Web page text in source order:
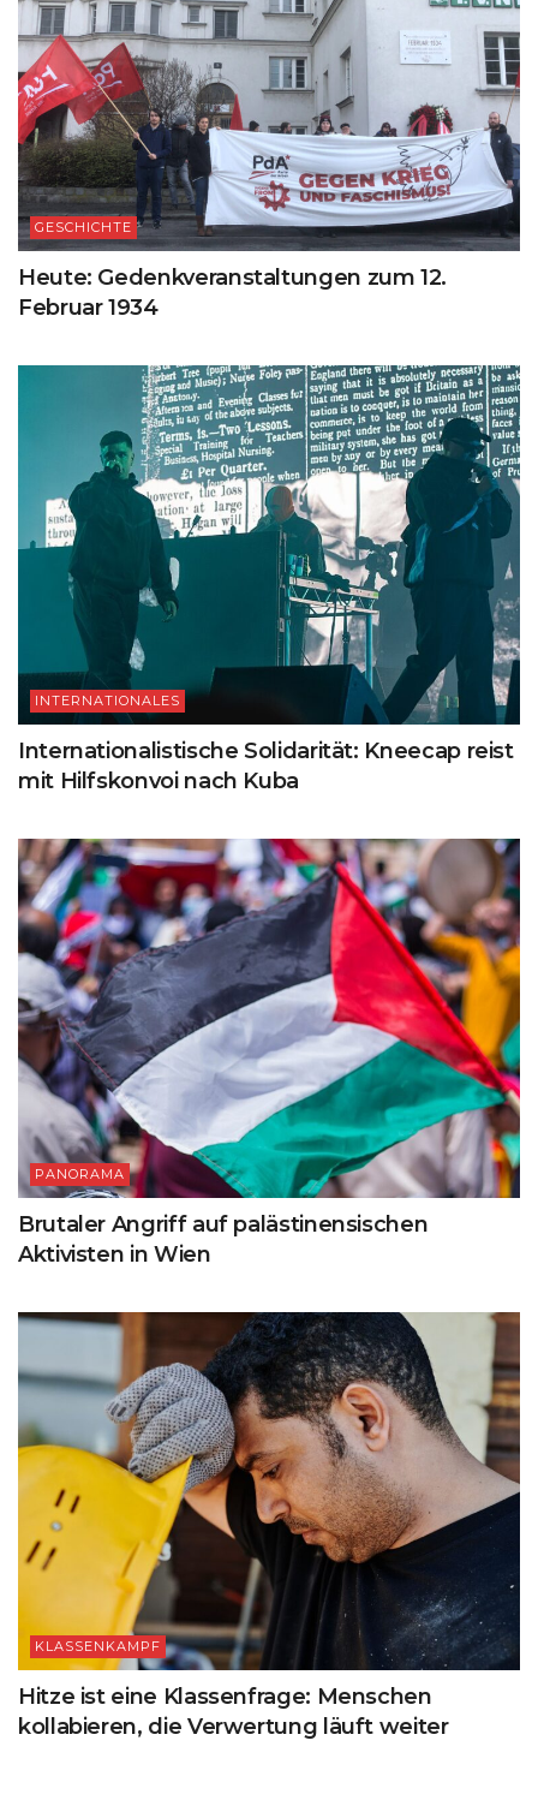
GESCHICHTE
Heute: Gedenkveranstaltungen zum 12.
Februar 1934
INTERNATIONALES
Internationalistische Solidarität: Kneecap reist
mit Hilfskonvoi nach Kuba
PANORAMA
Brutaler Angriff auf palästinensischen
Aktivisten in Wien
KLASSENKAMPF
Hitze ist eine Klassenfrage: Menschen
kollabieren, die Verwertung läuft weiter